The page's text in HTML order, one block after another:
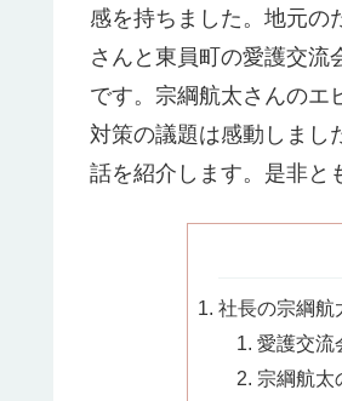
感を持ちました。地元の
さんと東員町の愛護交流
です。宗綱航太さんのエ
対策の議題は感動しまし
話を紹介します。是非と
社長の宗綱航
愛護交流
宗綱航太